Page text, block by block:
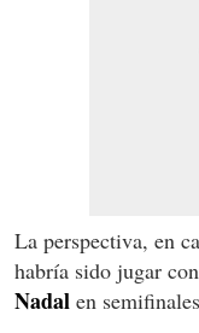
La perspectiva, en
habría sido jugar
Nadal en